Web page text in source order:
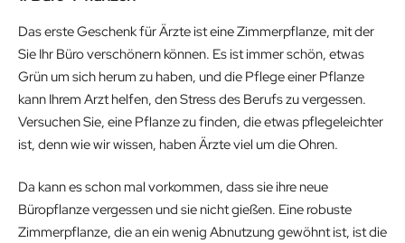
Das erste Geschenk für Ärzte ist eine Zimmerpflanze, mit der
Sie Ihr Büro verschönern können. Es ist immer schön, etwas
Grün um sich herum zu haben, und die Pflege einer Pflanze
kann Ihrem Arzt helfen, den Stress des Berufs zu vergessen.
Versuchen Sie, eine Pflanze zu finden, die etwas pflegeleichter
ist, denn wie wir wissen, haben Ärzte viel um die Ohren.
Da kann es schon mal vorkommen, dass sie ihre neue
Büropflanze vergessen und sie nicht gießen. Eine robuste
Zimmerpflanze, die an ein wenig Abnutzung gewöhnt ist, ist die